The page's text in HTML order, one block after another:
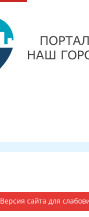
Версия сайта для